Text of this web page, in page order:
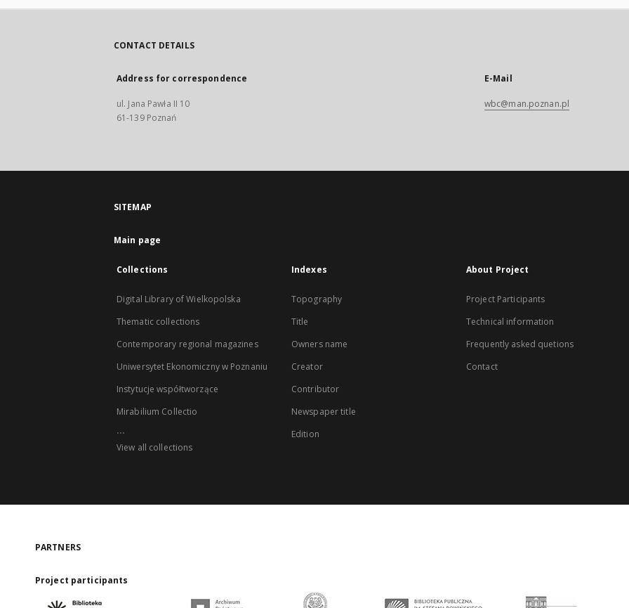
CONTACT DETAILS
Address for correspondence
ul. Jana Pawła II 10
61-139 Poznań
E-Mail
wbc@man.poznan.pl
SITEMAP
Main page
Collections
Digital Library of Wielkopolska
Thematic collections
Contemporary regional magazines
Uniwersytet Ekonomiczny w Poznaniu
Instytucje współtworzące
Mirabilium Collectio
...
View all collections
Indexes
Topography
Title
Owners name
Creator
Contributor
Newspaper title
Edition
About Project
Project Participants
Technical information
Frequently asked quetions
Contact
PARTNERS
Project participants